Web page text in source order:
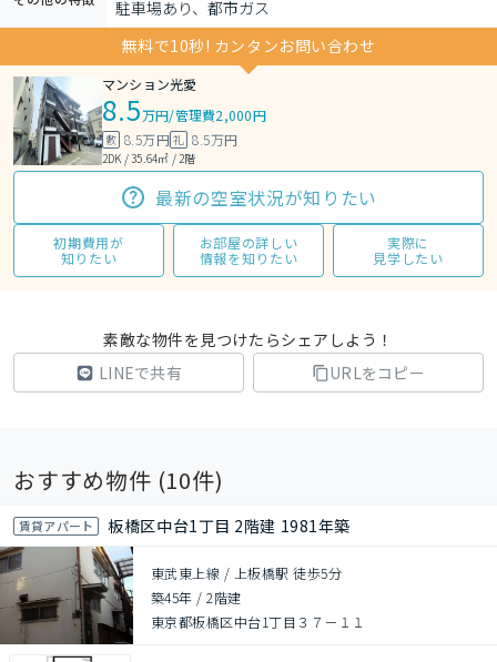
駐車場あり、都市ガス
無料で10秒! カンタンお問い合わせ
マンション光愛
8.5万円/管理費2,000円
敷 8.5万円礼 8.5万円
2DK / 35.64㎡ / 2階
最新の空室状況が知りたい
初期費用が
知りたい
お部屋の詳しい
情報を知りたい
実際に
見学したい
素敵な物件を見つけたらシェアしよう！
LINEで共有
URLをコピー
おすすめ物件 (10件)
賃貸アパート 板橋区中台1丁目 2階建 1981年築
東武東上線 / 上板橋駅 徒歩5分
築45年 /2階建
東京都板橋区中台1丁目３７－１１